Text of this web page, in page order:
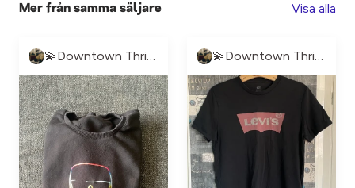
Mer från samma säljare Visa alla
💫Downtown Thrift💫 💫Downtown Thrift💫